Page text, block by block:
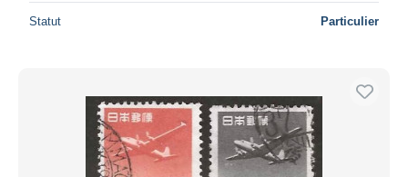
Statut Particulier